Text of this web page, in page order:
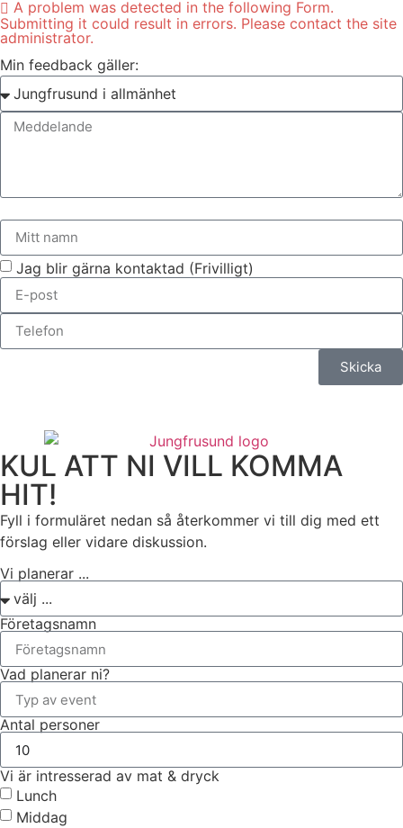
A problem was detected in the following Form.
Submitting it could result in errors. Please contact the site
administrator.
Min feedback gäller:
Jag blir gärna kontaktad (Frivilligt)
Skicka
KUL ATT NI VILL KOMMA
HIT!
Fyll i formuläret nedan så återkommer vi till dig med ett
förslag eller vidare diskussion.
Vi planerar ...
Företagsnamn
Vad planerar ni?
Antal personer
Vi är intresserad av mat & dryck
Lunch
Middag